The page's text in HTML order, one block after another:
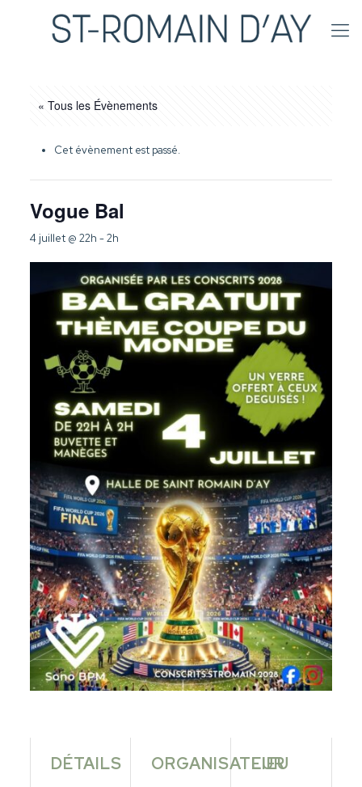
« Tous les Évènements
Cet évènement est passé.
Vogue Bal
4 juillet @ 22h -2h
DÉTAILS LIEU
ORGANISATEUR